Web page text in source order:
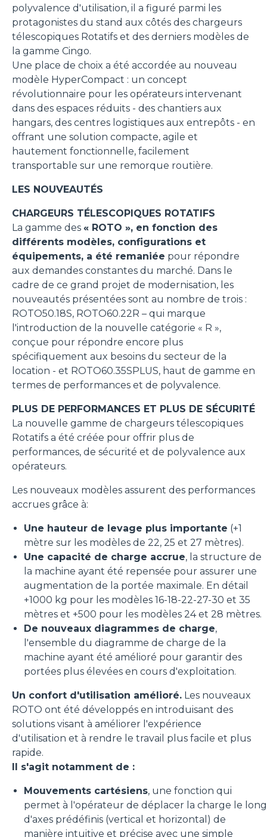
polyvalence d'utilisation, il a figuré parmi les
protagonistes du stand aux côtés des chargeurs
télescopiques Rotatifs et des derniers modèles de
la gamme Cingo.
Une place de choix a été accordée au nouveau
modèle HyperCompact : un concept
révolutionnaire pour les opérateurs intervenant
dans des espaces réduits - des chantiers aux
hangars, des centres logistiques aux entrepôts - en
offrant une solution compacte, agile et
hautement fonctionnelle, facilement
transportable sur une remorque routière.
LES NOUVEAUTÉS
CHARGEURS TÉLESCOPIQUES ROTATIFS
La gamme des « ROTO », en fonction des
différents modèles, configurations et
équipements, a été remaniée pour répondre
aux demandes constantes du marché. Dans le
cadre de ce grand projet de modernisation, les
nouveautés présentées sont au nombre de trois :
ROTO50.18S, ROTO60.22R – qui marque
l'introduction de la nouvelle catégorie « R »,
conçue pour répondre encore plus
spécifiquement aux besoins du secteur de la
location - et ROTO60.35SPLUS, haut de gamme en
termes de performances et de polyvalence.
PLUS DE PERFORMANCES ET PLUS DE SÉCURITÉ
La nouvelle gamme de chargeurs télescopiques
Rotatifs a été créée pour offrir plus de
performances, de sécurité et de polyvalence aux
opérateurs.
Les nouveaux modèles assurent des performances
accrues grâce à:
Une hauteur de levage plus importante (+1
mètre sur les modèles de 22, 25 et 27 mètres).
Une capacité de charge accrue, la structure de
la machine ayant été repensée pour assurer une
augmentation de la portée maximale. En détail
+1000 kg pour les modèles 16-18-22-27-30 et 35
mètres et +500 pour les modèles 24 et 28 mètres.
De nouveaux diagrammes de charge,
l'ensemble du diagramme de charge de la
machine ayant été amélioré pour garantir des
portées plus élevées en cours d'exploitation.
Un confort d'utilisation amélioré. Les nouveaux
ROTO ont été développés en introduisant des
solutions visant à améliorer l'expérience
d'utilisation et à rendre le travail plus facile et plus
rapide.
Il s'agit notamment de :
Mouvements cartésiens, une fonction qui
permet à l'opérateur de déplacer la charge le long
d'axes prédéfinis (vertical et horizontal) de
manière intuitive et précise avec une simple